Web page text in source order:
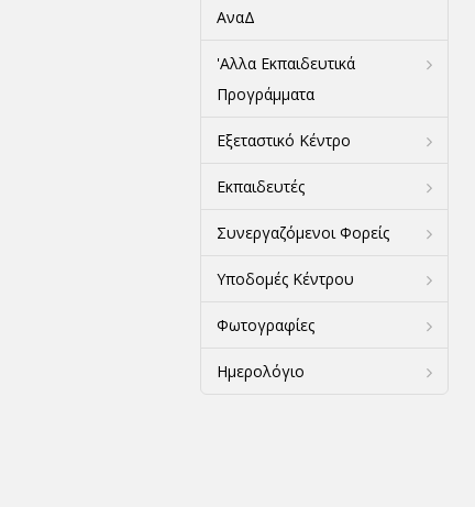
ΑναΔ
'Αλλα Εκπαιδευτικά
Προγράμματα
Εξεταστικό Κέντρο
Εκπαιδευτές
Συνεργαζόμενοι Φορείς
Υποδομές Κέντρου
Φωτογραφίες
Ημερολόγιο